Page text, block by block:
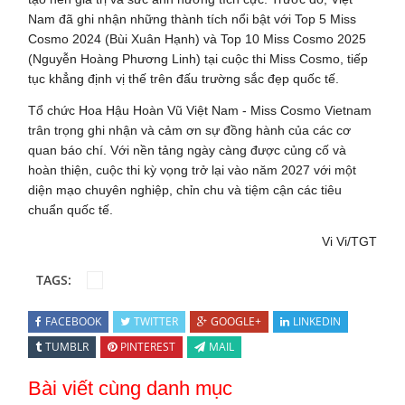
Nam đã ghi nhận những thành tích nổi bật với Top 5 Miss
Cosmo 2024 (Bùi Xuân Hạnh) và Top 10 Miss Cosmo 2025
(Nguyễn Hoàng Phương Linh) tại cuộc thi Miss Cosmo, tiếp
tục khẳng định vị thế trên đấu trường sắc đẹp quốc tế.
Tổ chức Hoa Hậu Hoàn Vũ Việt Nam - Miss Cosmo Vietnam
trân trọng ghi nhận và cảm ơn sự đồng hành của các cơ
quan báo chí. Với nền tảng ngày càng được củng cố và
hoàn thiện, cuộc thi kỳ vọng trở lại vào năm 2027 với một
diện mạo chuyên nghiệp, chỉn chu và tiệm cận các tiêu
chuẩn quốc tế.
Vi Vi/TGT
TAGS:
FACEBOOK TWITTER GOOGLE+
LINKEDIN
TUMBLR
PINTEREST MAIL
Bài viết cùng danh mục